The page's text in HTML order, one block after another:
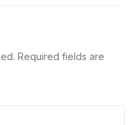
Required fields are